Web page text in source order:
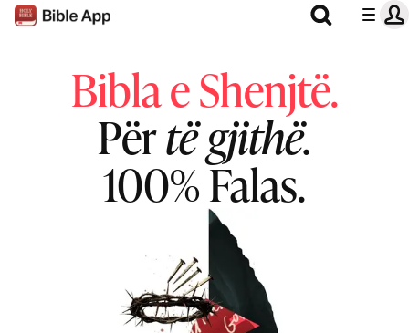
Bibla e Shenjtë.
Përtë gjithë.
100% Falas.